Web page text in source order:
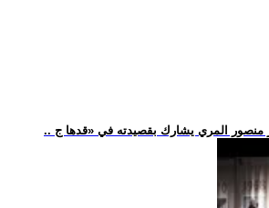
منصور المري يشارك بقصيدته في «قدها ج